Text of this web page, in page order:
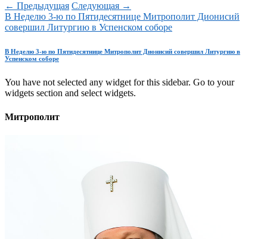
← Предыдущая Следующая →
В Неделю 3-ю по Пятидесятнице Митрополит Дионисий
совершил Литургию в Успенском соборе
В Неделю 3-ю по Пятидесятнице Митрополит Дионисий совершил Литургию в
Успенском соборе
You have not selected any widget for this sidebar. Go to your
widgets section and select widgets.
Митрополит